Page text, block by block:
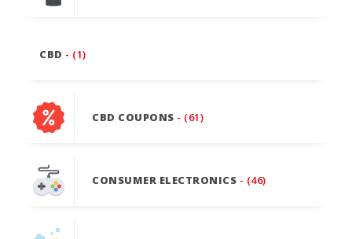
CBD - (1)
CBD COUPONS - (61)
CONSUMER ELECTRONICS - (46)